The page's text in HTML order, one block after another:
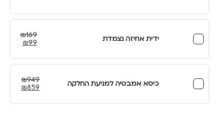
ידית אחיזה נצמדת ₪169
המחיר
היה:
₪169.
₪99
הוא:
₪99.
כיסא אמבטיה למניעת החלקה
₪949
המחיר
היה:
₪859 המחיר
הוא: